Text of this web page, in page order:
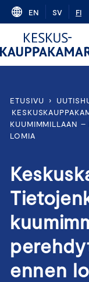
Skip
content
EN SV FI
ETUSIVU ›
KUUMIMMILLAAN –
LOMIA
ennen